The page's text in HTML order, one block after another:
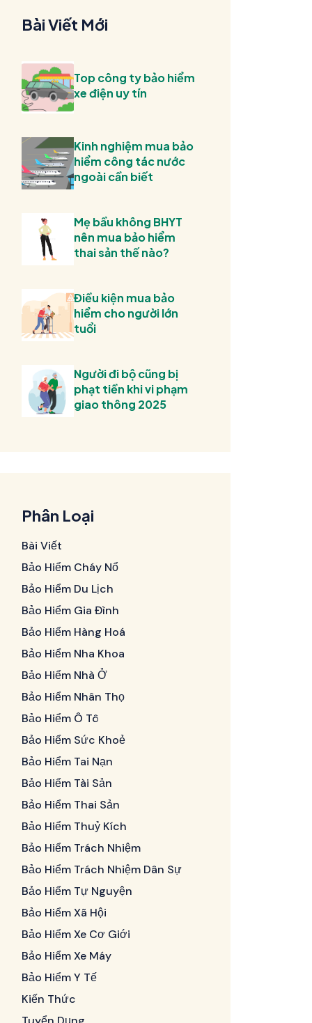
Bài Viết Mới
Top công ty bảo hiểm
xe điện uy tín
Kinh nghiệm mua bảo
hiểm công tác nước
ngoài cần biết
Mẹ bầu không BHYT
nên mua bảo hiểm
thai sản thế nào?
Điều kiện mua bảo
hiểm cho người lớn
tuổi
Người đi bộ cũng bị
phạt tiền khi vi phạm
giao thông 2025
Phân Loại
Bài Viết
Bảo Hiểm Cháy Nổ
Bảo Hiểm Du Lịch
Bảo Hiểm Gia Đình
Bảo Hiểm Hàng Hoá
Bảo Hiểm Nha Khoa
Bảo Hiểm Nhà Ở
Bảo Hiểm Nhân Thọ
Bảo Hiểm Ô Tô
Bảo Hiểm Sức Khoẻ
Bảo Hiểm Tai Nạn
Bảo Hiểm Tài Sản
Bảo Hiểm Thai Sản
Bảo Hiểm Thuỷ Kích
Bảo Hiểm Trách Nhiệm
Bảo Hiểm Trách Nhiệm Dân Sự
Bảo Hiểm Tự Nguyện
Bảo Hiểm Xã Hội
Bảo Hiểm Xe Cơ Giới
Bảo Hiểm Xe Máy
Bảo Hiểm Y Tế
Kiến Thức